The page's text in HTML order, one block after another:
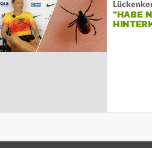
"HABE